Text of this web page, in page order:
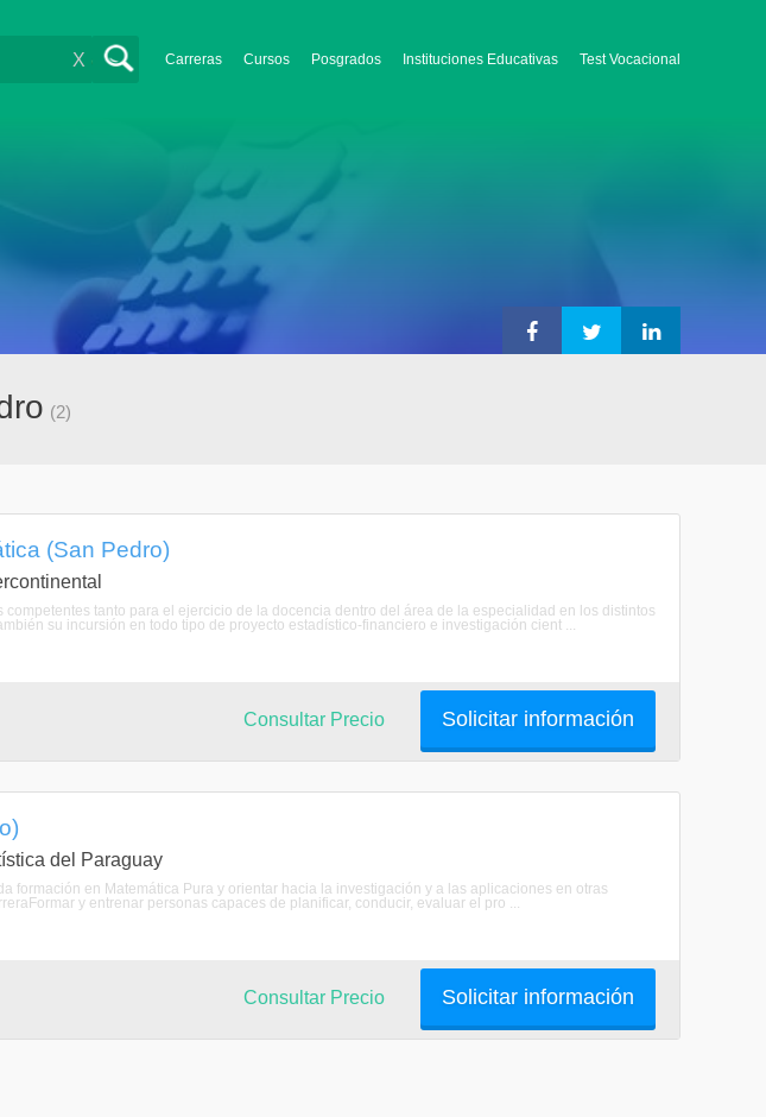
Carreras Cursos Posgrados Instituciones Educativas Test Vocacional
X
(2)
(San Pedro)
tanto para el ejercicio de la docencia dentro del área de la especialidad en los distintos
su incursión en todo tipo de proyecto estadístico-financiero e investigación cient ...
Solicitar información
Consultar Precio
del Paraguay
formación en Matemática Pura y orientar hacia la investigación y a las aplicaciones en otras
y entrenar personas capaces de planificar, conducir, evaluar el pro ...
Solicitar información
Consultar Precio